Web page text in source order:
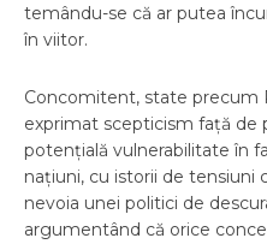
temându-se că ar putea
în viitor.
Concomitent, state precum
exprimat scepticism față de
potențială vulnerabilitate în
națiuni, cu istorii de tensiuni
nevoia unei politici de
argumentând că orice